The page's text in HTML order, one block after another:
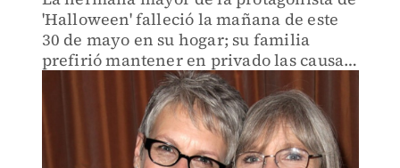
'Halloween' falleció la mañana de este
30 de mayo en su hogar; su familia
prefirió mantener en privado las causas